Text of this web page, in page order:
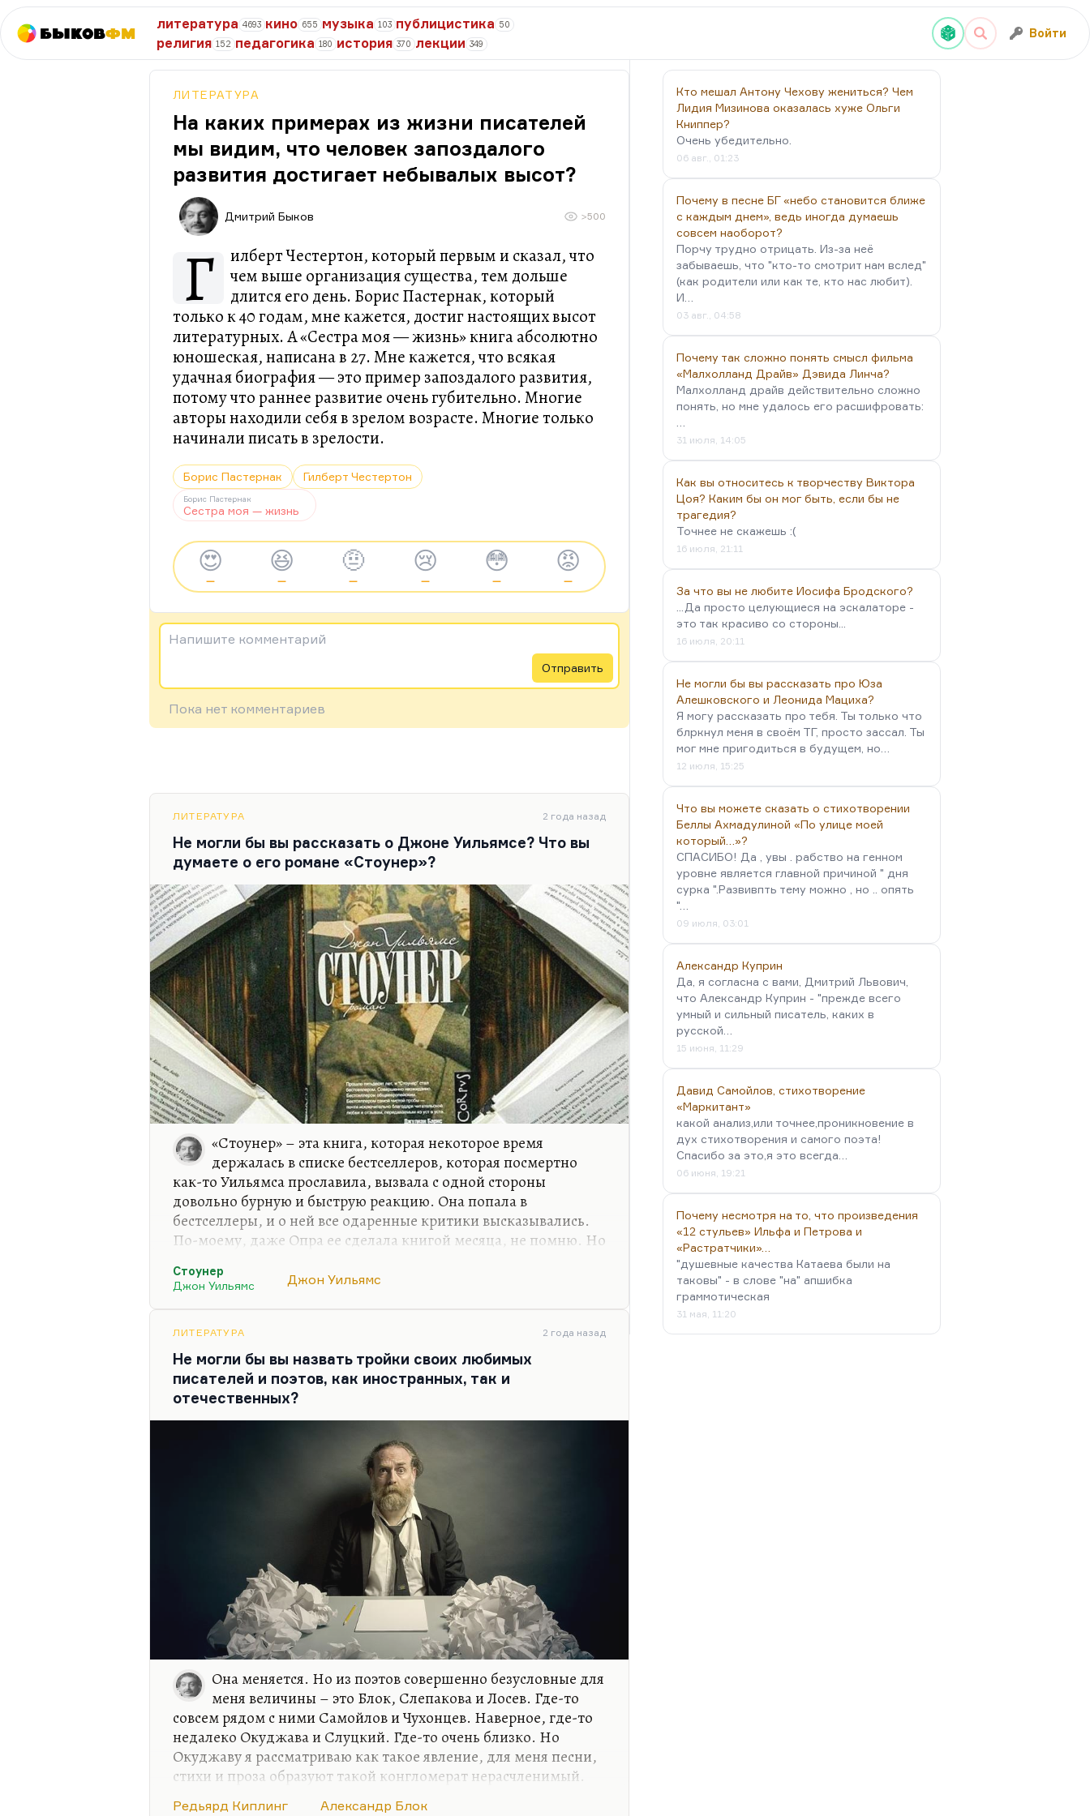
БыковФМ
литература 4693 кино 655 музыка 103 публицистика 50
религия 152 педагогика 180 история 370 лекции 349
Войти
ЛИТЕРАТУРА
На каких примерах из жизни писателей
мы видим, что человек запоздалого
развития достигает небывалых высот?
Дмитрий Быков >500
Г
илберт Честертон, который первым и сказал, что
чем выше организация существа, тем дольше
длится его день. Борис Пастернак, который
только к 40 годам, мне кажется, достиг настоящих высот
литературных. А «Сестра моя — жизнь» книга абсолютно
юношеская, написана в 27. Мне кажется, что всякая
удачная биография — это пример запоздалого развития,
потому что раннее развитие очень губительно. Многие
авторы находили себя в зрелом возрасте. Многие только
начинали писать в зрелости.
Борис Пастернак Гилберт Честертон
Борис Пастернак
Сестра моя — жизнь
😍
—
😆
—
🤨
—
😢
—
😳
—
😡
—
Напишите комментарий
Отправить
Пока нет комментариев
ЛИТЕРАТУРА 2 года назад
Не могли бы вы рассказать о Джоне Уильямсе? Что вы
думаете о его романе «Стоунер»?
«Стоунер» – эта книга, которая некоторое время
держалась в списке бестселлеров, которая посмертно
как-то Уильямса прославила, вызвала с одной стороны
довольно бурную и быструю реакцию. Она попала в
бестселлеры, и о ней все одаренные критики высказывались.
По-моему, даже Опра ее сделала книгой месяца, не помню. Но
раз мы тогда обедали с Майклом Вахтелем, тогда заведующим
кафедрой в Принстоне, а я там работал. И мы обсуждали
«Какая прекрасная книга, может быть, лучшая книга о нашей
профессии, какая слезная книга, какая трагическая!». Он, хотя и
специалист в основном по…
Стоунер
Джон Уильямс
Джон Уильямс
ЛИТЕРАТУРА 2 года назад
Не могли бы вы назвать тройки своих любимых
писателей и поэтов, как иностранных, так и
отечественных?
Она меняется. Но из поэтов совершенно безусловные для
меня величины – это Блок, Слепакова и Лосев. Где-то
совсем рядом с ними Самойлов и Чухонцев. Наверное, где-то
недалеко Окуджава и Слуцкий. Где-то очень близко. Но
Окуджаву я рассматриваю как такое явление, для меня песни,
стихи и проза образуют такой конгломерат нерасчленимый.
Редьярд Киплинг
Александр Блок
Кто мешал Антону Чехову жениться? Чем
Лидия Мизинова оказалась хуже Ольги
Книппер?
Очень убедительно.
06 авг., 01:23
Почему в песне БГ «небо становится ближе
с каждым днем», ведь иногда думаешь
совсем наоборот?
Порчу трудно отрицать. Из-за неё
забываешь, что "кто-то смотрит нам вслед"
(как родители или как те, кто нас любит).
И…
03 авг., 04:58
Почему так сложно понять смысл фильма
«Малхолланд Драйв» Дэвида Линча?
Малхолланд драйв действительно сложно
понять, но мне удалось его расшифровать:
31 июля, 14:05
Как вы относитесь к творчеству Виктора
Цоя? Каким бы он мог быть, если бы не
трагедия?
Точнее не скажешь :(
16 июля, 21:11
За что вы не любите Иосифа Бродского?
...Да просто целующиеся на эскалаторе -
это так красиво со стороны...
16 июля, 20:11
Не могли бы вы рассказать про Юза
Алешковского и Леонида Мациха?
Я могу рассказать про тебя. Ты только что
блркнул меня в своём ТГ, просто зассал. Ты
мог мне пригодиться в будущем, но…
12 июля, 15:25
Что вы можете сказать о стихотворении
Беллы Ахмадулиной «По улице моей
который…»?
СПАСИБО! Да , увы . рабство на генном
уровне является главной причиной " дня
сурка ".Развивпть тему можно , но .. опять
"…
09 июля, 03:01
Александр Куприн
Да, я согласна с вами, Дмитрий Львович,
что Александр Куприн - "прежде всего
умный и сильный писатель, каких в
русской…
15 июня, 11:29
Давид Самойлов, стихотворение
«Маркитант»
какой анализ,или точнее,проникновение в
дух стихотворения и самого поэта!
Спасибо за это,я это всегда…
06 июня, 19:21
Почему несмотря на то, что произведения
«12 стульев» Ильфа и Петрова и
«Растратчики»…
"душевные качества Катаева были на
таковы" - в слове "на" апшибка
граммотическая
31 мая, 11:20